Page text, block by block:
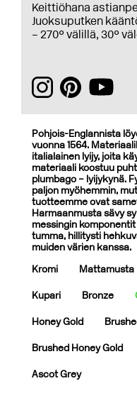
Keittiöhana
Juoksuputken
– 270° välillä, 30°
Pohjois-Englannista
vuonna 1564.
italialainen lyijy, joita
materiaali koostuu
plumbago – lyijykynä.
paljon myöhemmin,
tuotteemme ovat
Harmaanmusta sävy
messingin
tumma, hillitysti
muiden värien kanssa.
Kromi
Mattamusta
Kupari Bronze
Honey Gold
Brushed Honey Gold
Ascot Grey